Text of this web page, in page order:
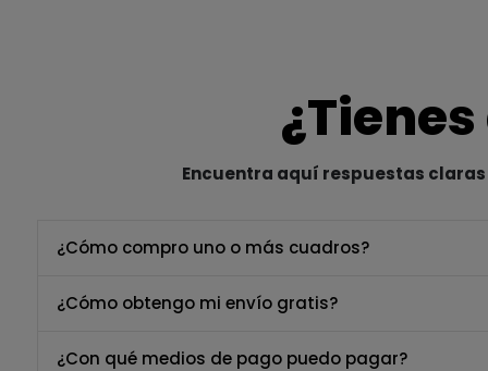
Encuentra aquí respuestas
¿Cómo compro uno o más cuadros?
¿Cómo obtengo mi envío gratis?
¿Con qué medios de pago puedo pagar?